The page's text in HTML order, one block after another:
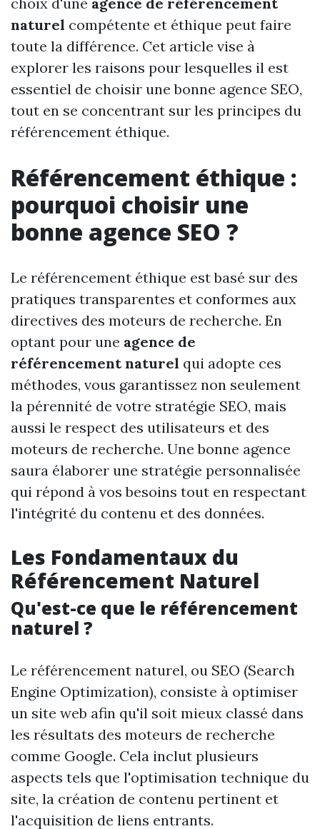
naturel compétente et éthique peut faire
toute la différence. Cet article vise à
explorer les raisons pour lesquelles il est
essentiel de choisir une bonne agence SEO,
tout en se concentrant sur les principes du
référencement éthique.
Référencement éthique :
pourquoi choisir une
bonne agence SEO ?
Le référencement éthique est basé sur des
pratiques transparentes et conformes aux
directives des moteurs de recherche. En
optant pour une agence de
référencement naturel qui adopte ces
méthodes, vous garantissez non seulement
la pérennité de votre stratégie SEO, mais
aussi le respect des utilisateurs et des
moteurs de recherche. Une bonne agence
saura élaborer une stratégie personnalisée
qui répond à vos besoins tout en respectant
l'intégrité du contenu et des données.
Les Fondamentaux du
Référencement Naturel
Qu'est-ce que le référencement
naturel ?
Le référencement naturel, ou SEO (Search
Engine Optimization), consiste à optimiser
un site web afin qu'il soit mieux classé dans
les résultats des moteurs de recherche
comme Google. Cela inclut plusieurs
aspects tels que l'optimisation technique du
site, la création de contenu pertinent et
l'acquisition de liens entrants.